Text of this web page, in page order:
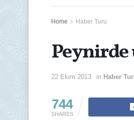
Home Haber Turu
Peynirde
22 Ekim 2013 in Haber
744
SHARES